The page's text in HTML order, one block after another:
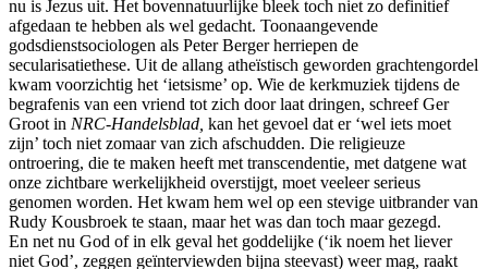
nu is Jezus uit. Het bovennatuurlijke bleek toch niet zo definitief
afgedaan te hebben als wel gedacht. Toonaangevende
godsdienstsociologen als Peter Berger herriepen de
secularisatiethese. Uit de allang atheïstisch geworden grachtengordel
kwam voorzichtig het ‘ietsisme’ op. Wie de kerkmuziek tijdens de
begrafenis van een vriend tot zich door laat dringen, schreef Ger
Groot in NRC-Handelsblad, kan het gevoel dat er ‘wel iets moet
zijn’ toch niet zomaar van zich afschudden. Die religieuze
ontroering, die te maken heeft met transcendentie, met datgene wat
onze zichtbare werkelijkheid overstijgt, moet veeleer serieus
genomen worden. Het kwam hem wel op een stevige uitbrander van
Rudy Kousbroek te staan, maar het was dan toch maar gezegd.
En net nu God of in elk geval het goddelijke (‘ik noem het liever
niet God’, zeggen geïnterviewden bijna steevast) weer mag, raakt